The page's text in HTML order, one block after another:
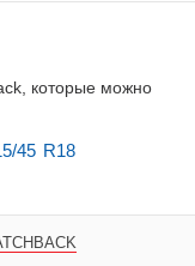
которые можно
45 R18